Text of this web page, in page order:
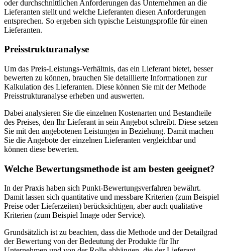
oder durchschnittlichen Anforderungen das Unternehmen an die
Lieferanten stellt und welche Lieferanten diesen Anforderungen
entsprechen. So ergeben sich typische Leistungsprofile für einen
Lieferanten.
Preisstrukturanalyse
Um das Preis-Leistungs-Verhältnis, das ein Lieferant bietet, besser
bewerten zu können, brauchen Sie detaillierte Informationen zur
Kalkulation des Lieferanten. Diese können Sie mit der Methode
Preisstrukturanalyse erheben und auswerten.
Dabei analysieren Sie die einzelnen Kostenarten und Bestandteile
des Preises, den Ihr Lieferant in sein Angebot schreibt. Diese setzen
Sie mit den angebotenen Leistungen in Beziehung. Damit machen
Sie die Angebote der einzelnen Lieferanten vergleichbar und
können diese bewerten.
Welche Bewertungsmethode ist am besten geeignet?
In der Praxis haben sich Punkt-Bewertungsverfahren bewährt.
Damit lassen sich quantitative und messbare Kriterien (zum Beispiel
Preise oder Lieferzeiten) berücksichtigen, aber auch qualitative
Kriterien (zum Beispiel Image oder Service).
Grundsätzlich ist zu beachten, dass die Methode und der Detailgrad
der Bewertung von der Bedeutung der Produkte für Ihr